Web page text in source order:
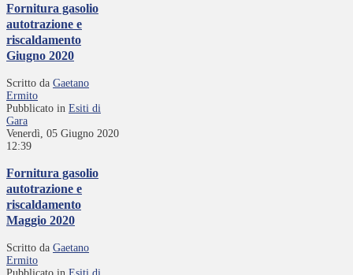
Fornitura gasolio
autotrazione e
riscaldamento
Giugno 2020
Scritto da Gaetano
Ermito
Pubblicato in Esiti di
Gara
Venerdì, 05 Giugno 2020
12:39
Fornitura gasolio
autotrazione e
riscaldamento
Maggio 2020
Scritto da Gaetano
Ermito